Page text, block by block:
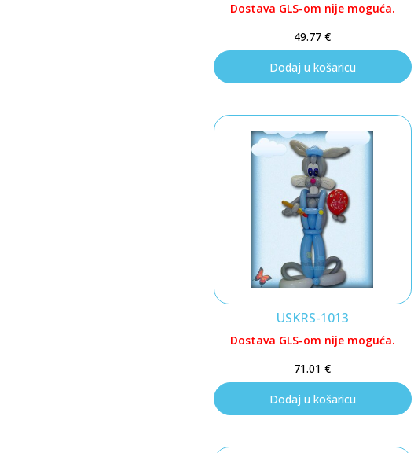
Dostava GLS-om nije moguća.
49.77€
Dodaj u košaricu
USKRS-1013
Dostava GLS-om nije moguća.
71.01€
Dodaj u košaricu